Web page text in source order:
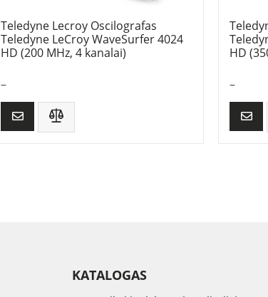
Teledyne Lecroy Oscilografas
Teledyne LeCroy WaveSurfer 4024
HD (200 MHz, 4 kanalai)
–
HD
–
KATALOGAS